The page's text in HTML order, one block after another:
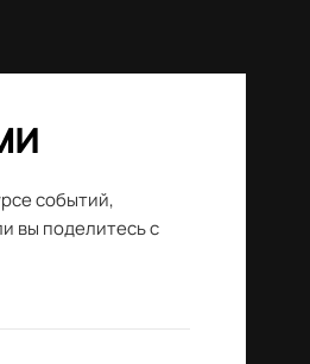
событий,
вы поделитесь с